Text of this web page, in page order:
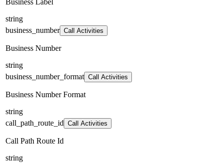
string
business_number Call Activities
Business Number
string
business_number_format Call Activities
Business Number Format
string
call_path_route_id Call Activities
Call Path Route Id
string